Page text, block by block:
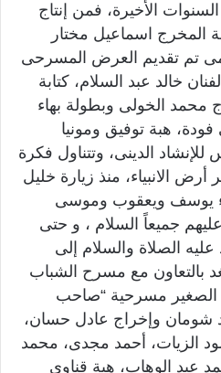
الأخيرة، فمن إنتاج
المخرج اسماعيل مختار
تم تقديم العرض المسرحى
خالد عبد السلام، كتابة
الخولى وبطولة بهاء
هبة توفيق ومونيا
الدينى، وتتناول فكرة
الانبياء، منذ زيارة خليل
يوسف ويعقوب وموسى
جميعاً السلام ، و حتى
الصلاة والسلام إلى
بالتعاون مع مسرح الشباب
مسرحية “صاحب
شومان وإخراج عادل حسان،
الزيات، أحمد مجدى، محمد
عبد الوهاب، هبة قناوى